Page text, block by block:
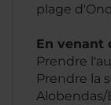
plage
En venant
Prendre
Prendre la
Alobendas/